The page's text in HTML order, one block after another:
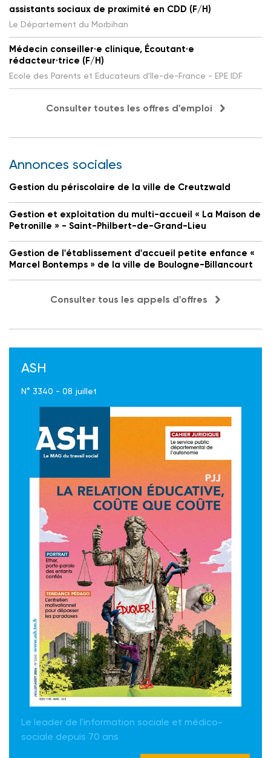
assistants sociaux de proximité en CDD (F/H)
Le Département du Morbihan
Médecin conseiller·e clinique, Écoutant·e
rédacteur·trice (F/H)
Ecole des Parents et Educateurs d'Ile-de-France - EPE IDF
Consulter toutes les offres d'emploi
Annonces sociales
Gestion du périscolaire de la ville de Creutzwald
Gestion et exploitation du multi-accueil « La Maison de
Petronille » - Saint-Philbert-de-Grand-Lieu
Gestion de l'établissement d'accueil petite enfance «
Marcel Bontemps » de la ville de Boulogne-Billancourt
Consulter tous les appels d'offres
ASH
N° 3340 - 08 juillet
Le leader de l'information sociale et médico-
sociale depuis 70 ans